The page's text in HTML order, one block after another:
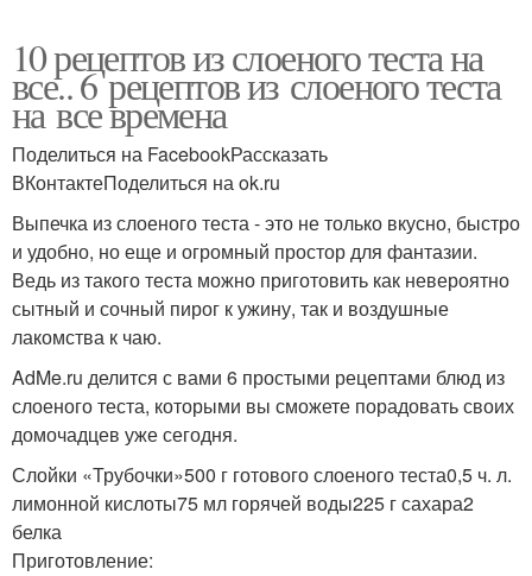
10 рецептов из слоеного теста на
все.. 6 рецептов из слоеного теста
на все времена
Поделиться на FacebookРассказать
ВКонтактеПоделиться на ok.ru
Выпечка из слоеного теста - это не только вкусно, быстро
и удобно, но еще и огромный простор для фантазии.
Ведь из такого теста можно приготовить как невероятно
сытный и сочный пирог к ужину, так и воздушные
лакомства к чаю.
AdMe.ru делится с вами 6 простыми рецептами блюд из
слоеного теста, которыми вы сможете порадовать своих
домочадцев уже сегодня.
Слойки «Трубочки»500 г готового слоеного теста0,5 ч. л.
лимонной кислоты75 мл горячей воды225 г сахара2
белка
Приготовление: